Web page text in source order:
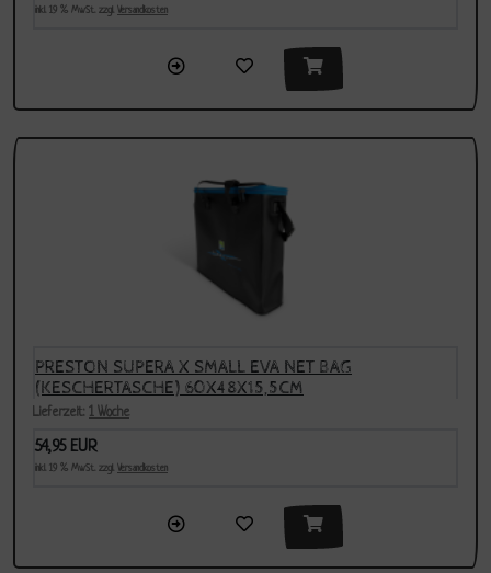
inkl. 19 % MwSt. zzgl. Versandkosten
PRESTON SUPERA X SMALL EVA NET BAG
(KESCHERTASCHE) 60X48X15,5CM
Lieferzeit: 1 Woche
54,95 EUR
inkl. 19 % MwSt. zzgl. Versandkosten